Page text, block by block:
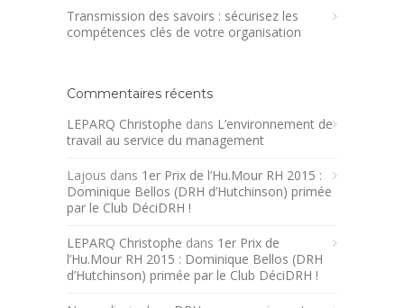
Transmission des savoirs : sécurisez les
compétences clés de votre organisation
Commentaires récents
LEPARQ Christophe dans L’environnement de
travail au service du management
Lajous dans 1er Prix de l’Hu.Mour RH 2015 :
Dominique Bellos (DRH d’Hutchinson) primée
par le Club DéciDRH !
LEPARQ Christophe dans 1er Prix de
l’Hu.Mour RH 2015 : Dominique Bellos (DRH
d’Hutchinson) primée par le Club DéciDRH !